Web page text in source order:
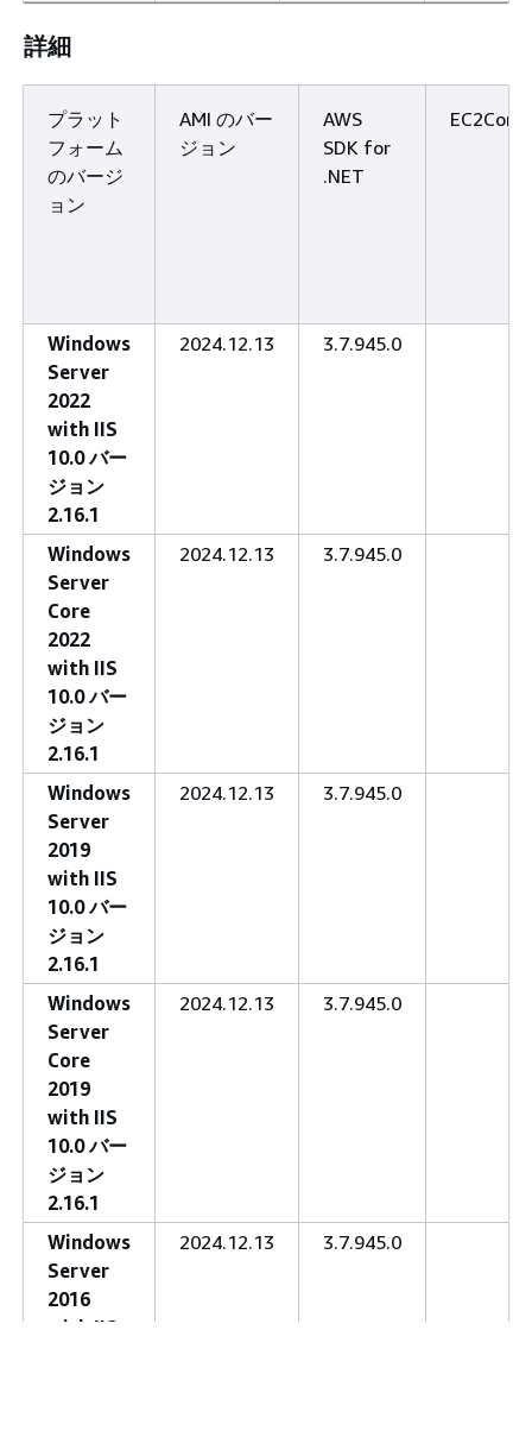
詳細
プラット
フォーム
のバージ
ョン
AMI のバー
ジョン
AWS
SDK for
.NET
Windows
Server
2022
with IIS
10.0 バー
ジョン
2.16.1
2024.12.13 3.7.945.0
Windows
Server
Core
2022
with IIS
10.0 バー
ジョン
2.16.1
2024.12.13 3.7.945.0
Windows
Server
2019
with IIS
10.0 バー
ジョン
2.16.1
2024.12.13 3.7.945.0
Windows
Server
Core
2019
with IIS
10.0 バー
ジョン
2.16.1
2024.12.13 3.7.945.0
Windows
Server
2016
with IIS
2024.12.13 3.7.945.0